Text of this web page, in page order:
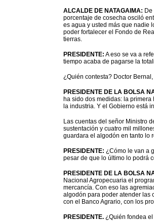
ALCALDE DE NATAGAIMA:
porcentaje de cosecha osciló
es agua y usted más que nadie
poder fortalecer el Fondo de
tierras.
PRESIDENTE: A eso se va a
tiempo acaba de pagarse la
¿Quién contesta? Doctor
PRESIDENTE DE LA BOLSA
ha sido dos medidas: la
la industria. Y el Gobierno está
Las cuentas del señor Ministro
sustentación y cuatro mil
guardara el algodón en tanto lo
PRESIDENTE: ¿Cómo le van a
pesar de que lo último lo podrá
PRESIDENTE DE LA BOLSA
Nacional Agropecuaria el
mercancía. Con eso las
algodón para poder atender las
con el Banco Agrario, con los
PRESIDENTE. ¿Quién fondea